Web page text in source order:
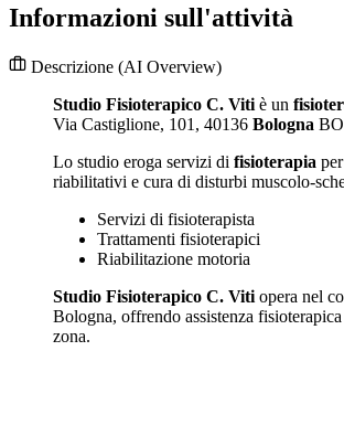
Informazioni sull'attività
Descrizione (AI Overview)
Studio Fisioterapico C. Viti è un
Via Castiglione, 101, 40136 Bologna
Lo studio eroga servizi di fisioterapia
riabilitativi e cura di disturbi muscolo-
Servizi di fisioterapista
Trattamenti fisioterapici
Riabilitazione motoria
Studio Fisioterapico C. Viti opera nel
Bologna, offrendo assistenza
zona.